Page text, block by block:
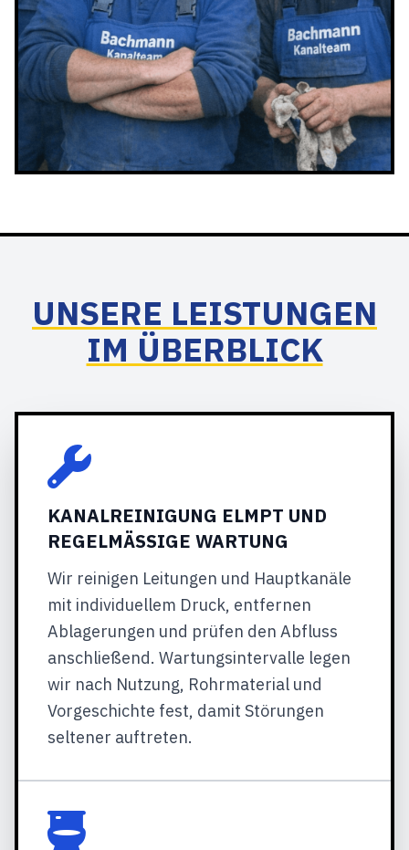
UNSERE LEISTUNGEN
IM ÜBERBLICK
KANALREINIGUNG ELMPT UND
REGELMÄSSIGE WARTUNG
Wir reinigen Leitungen und Hauptkanäle
mit individuellem Druck, entfernen
Ablagerungen und prüfen den Abfluss
anschließend. Wartungsintervalle legen
wir nach Nutzung, Rohrmaterial und
Vorgeschichte fest, damit Störungen
seltener auftreten.